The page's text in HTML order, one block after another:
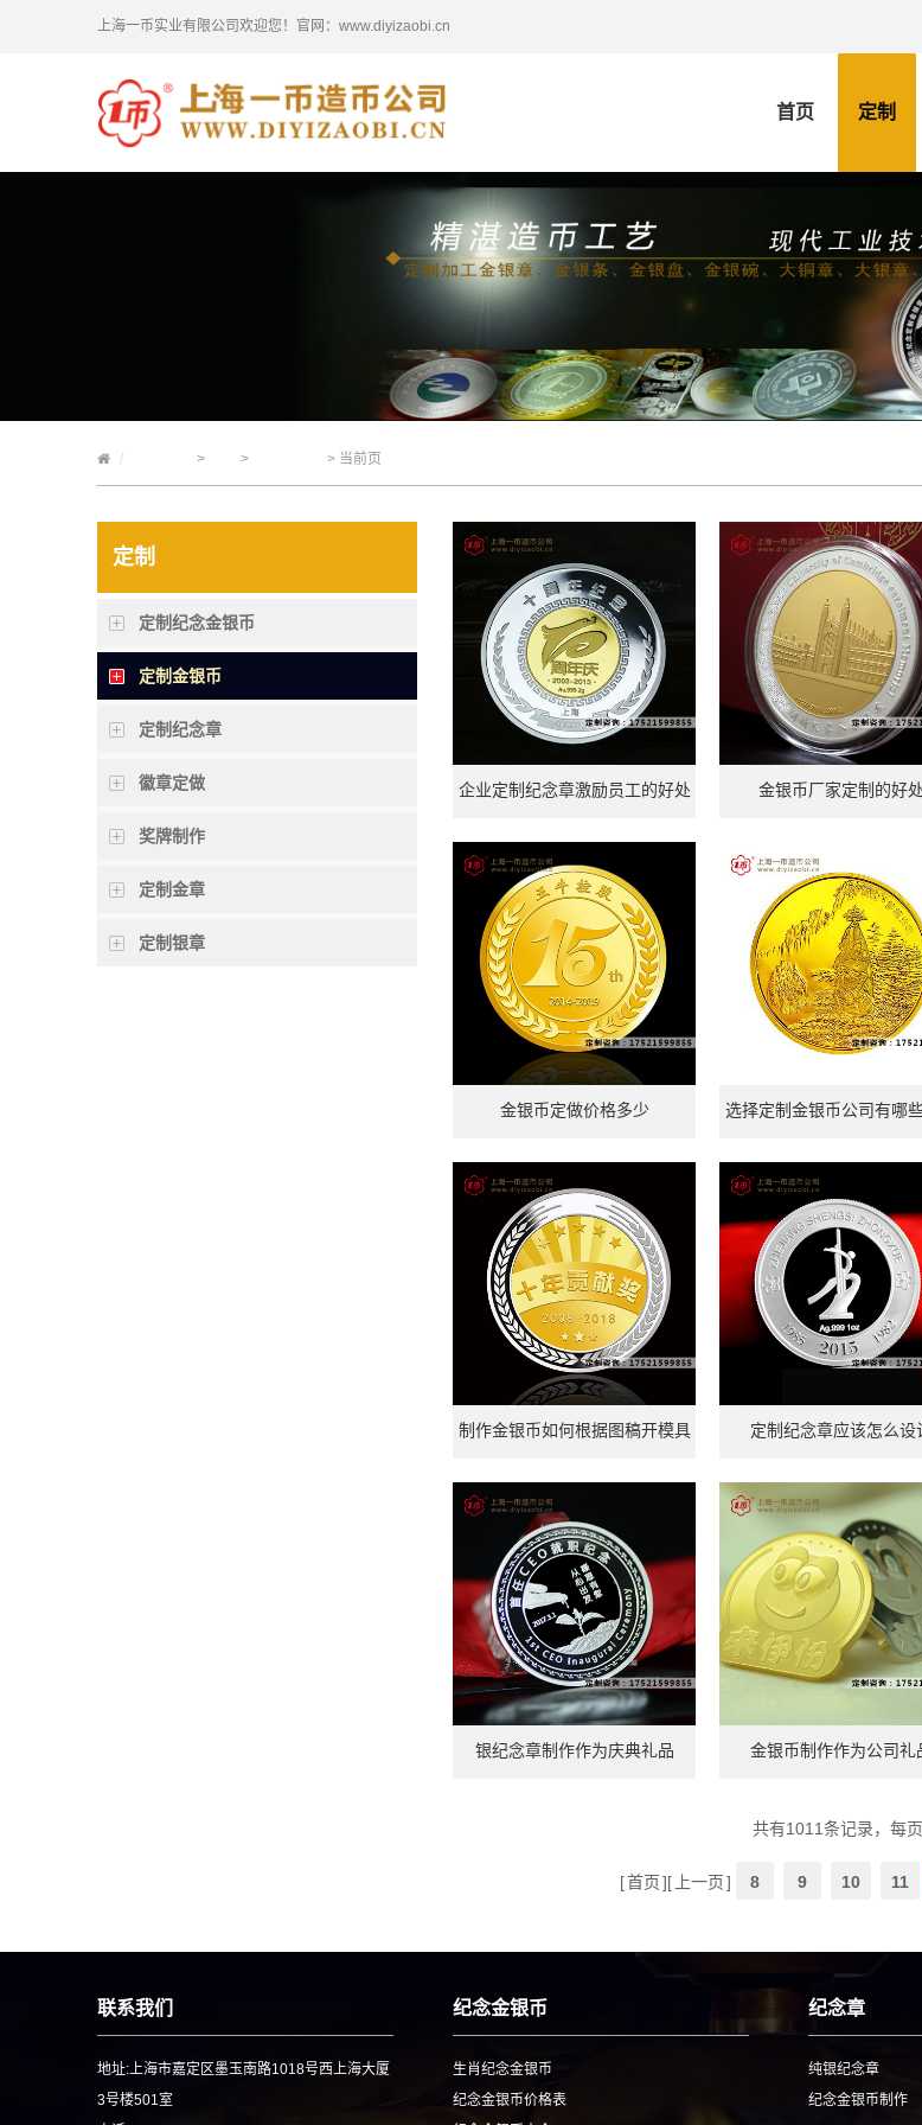
上海一币实业有限公司欢迎您！ 官网：www.diyizaobi.cn
首页 定制
> > > 当前页
定制
定制纪念金银币
定制金银币
定制纪念章
徽章定做
奖牌制作
定制金章
定制银章
企业定制纪念章激励员工的好处 金银币厂家定制的好处
金银币定做价格多少 选择定制金银币公司有哪
制作金银币如何根据图稿开模具 定制纪念章应该怎么设
银纪念章制作作为庆典礼品 金银币制作作为公司礼
共有1011条记录，每
[首页][ 上一页] 8 9 10 11
联系我们
地址:上海市嘉定区墨玉南路1018号西上海大厦
3号楼501室
纪念金银币
生肖纪念金银币
纪念金银币价格表
纪念章
纯银纪念章
纪念金银币制作